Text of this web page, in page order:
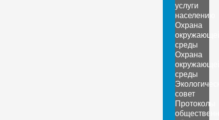
услуги
населению
Охрана
среды
Охрана
среды
совет
Протоколы